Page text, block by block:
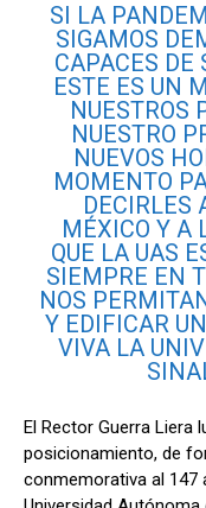
SI LA
SIGAMOS
CAPACES DE
ESTE ES UN
NUESTROS
NUESTRO
NUEVOS
MOMENTO
DECIRLES
MÉXICO Y A
QUE LA UAS
SIEMPRE EN
NOS
Y EDIFICAR
VIVA LA
El Rector Guerra Liera
posicionamiento, de
conmemorativa al 147